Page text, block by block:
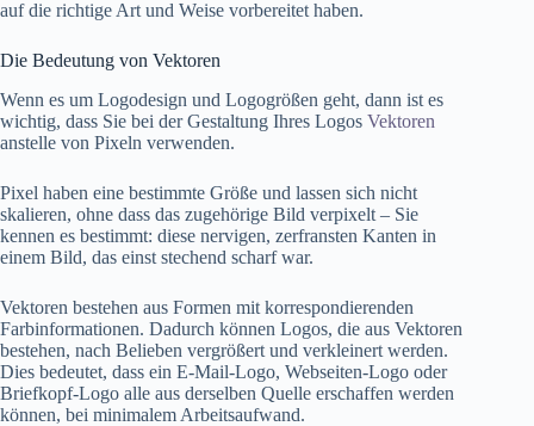
auf die richtige Art und Weise vorbereitet haben.
Die Bedeutung von Vektoren
Wenn es um Logodesign und Logogrößen geht, dann ist es
wichtig, dass Sie bei der Gestaltung Ihres Logos Vektoren
anstelle von Pixeln verwenden.
Pixel haben eine bestimmte Größe und lassen sich nicht
skalieren, ohne dass das zugehörige Bild verpixelt – Sie
kennen es bestimmt: diese nervigen, zerfransten Kanten in
einem Bild, das einst stechend scharf war.
Vektoren bestehen aus Formen mit korrespondierenden
Farbinformationen. Dadurch können Logos, die aus Vektoren
bestehen, nach Belieben vergrößert und verkleinert werden.
Dies bedeutet, dass ein E-Mail-Logo, Webseiten-Logo oder
Briefkopf-Logo alle aus derselben Quelle erschaffen werden
können, bei minimalem Arbeitsaufwand.